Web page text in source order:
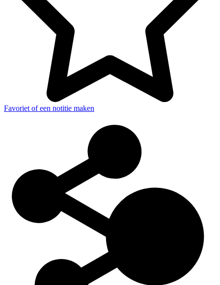
Favoriet of een notitie maken